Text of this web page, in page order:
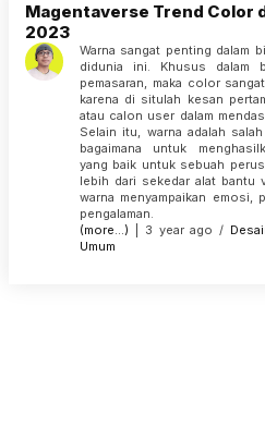
Magentaverse Trend Color
2023
Warna sangat penting dalam
didunia ini. Khusus dalam
pemasaran, maka color
karena di situlah kesan
atau calon user dalam
Selain itu, warna adalah
bagaimana untuk
yang baik untuk sebuah
lebih dari sekedar alat bantu
warna menyampaikan emosi,
pengalaman.
(more…) | 3 year ago /
Umum